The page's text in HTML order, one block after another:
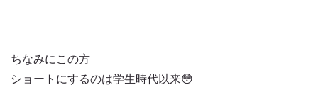
ちなみにこの方
ショートにするのは学生時代以来😳